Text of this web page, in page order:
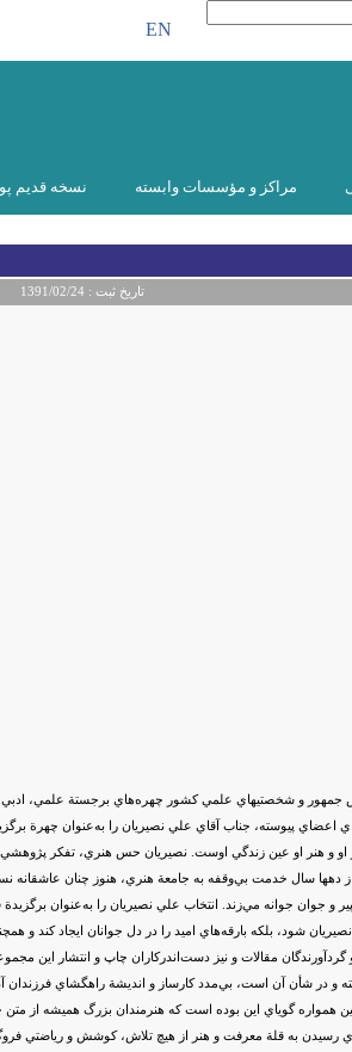
EN
مراکز و مؤسسات وابسته نسخه قدیم
تاریخ ثبت : 1391/02/24
و شخصتيهاي علمي كشور چهره‌هاي برجستة علمي، ادبي
و هنر او عين زندگي اوست. نصيريان حس هنري، تفكر
دهها سال خدمت بي‌وقفه به جامعة هنري، هنوز چنان عاشقانه
و جوان جوانه مي‌زند. انتخاب علي نصيريان را به‌عنوان
شود، بلكه بارقه‌هاي اميد را در دل جوانان ايجاد كند و
گردآورندگان مقالات و نيز دست‌اندركاران چاپ و انتشار اين
در شأن آن است، بي‌مدد كارساز و انديشة راهگشاي فرزندان آن
همواره گوياي اين بوده است كه هنرمندان بزرگ هميشه از متن
رسيدن به قلة معرفت و هنر از هيچ تلاش، كوشش و رياضتي